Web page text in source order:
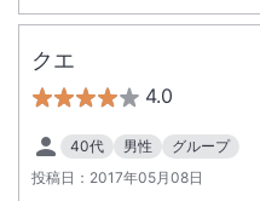
クエ
4.0
40代 男性
グループ
投稿日： 2017年05月08日